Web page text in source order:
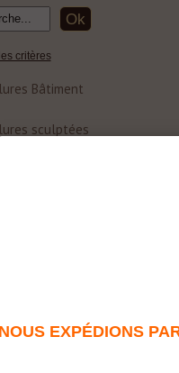
critères
Bâtiment
sculptées
et rosace polyuréthane
Bois
décoratifs Bois & Résine
de table
NOUS EXPÉDIONS